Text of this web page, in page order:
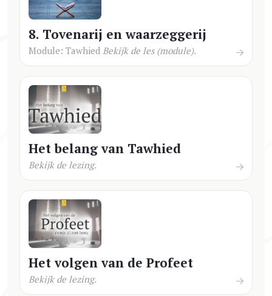
8. Tovenarij en waarzeggerij
Module: Tawhied Bekijk de les (module).
Het belang van Tawhied
Bekijk de lezing.
Het volgen van de Profeet
Bekijk de lezing.